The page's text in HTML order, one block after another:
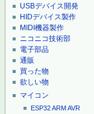
USBデバイス開発
HIDデバイス製作
MIDI機器製作
ニコニコ技術部
電子部品
通販
買った物
欲しい物
マイコン
ESP32ARMAVR